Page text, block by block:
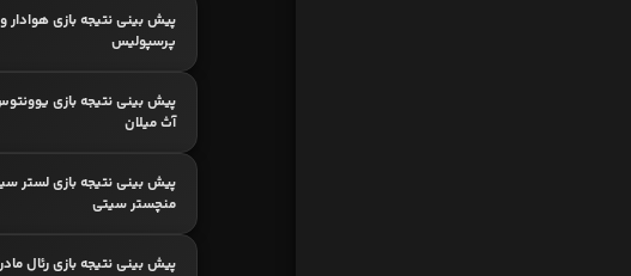
پیش بینی نتیجه بازی هوادار و
پرسپولیس
پیش بینی نتیجه بازی
آث میلان
پیش بینی نتیجه بازی لستر
منچستر سیتی
پیش بینی نتیجه بازی رئال